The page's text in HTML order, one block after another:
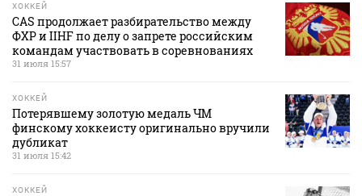
ХОККЕЙ
CAS продолжает разбирательство между
ФХР и IIHF по делу о запрете российским
командам участвовать в соревнованиях
31 июля 15:57
ХОККЕЙ
Потерявшему золотую медаль ЧМ
финскому хоккеисту оригинально вручили
дубликат
31 июля 15:42
ХОККЕЙ